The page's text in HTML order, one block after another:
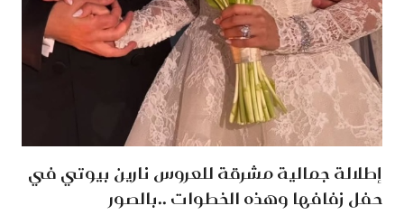
إطلالة جمالية مشرقة للعروس نارين بيوتي في
حفل زفافها وهذه الخطوات ..بالصور